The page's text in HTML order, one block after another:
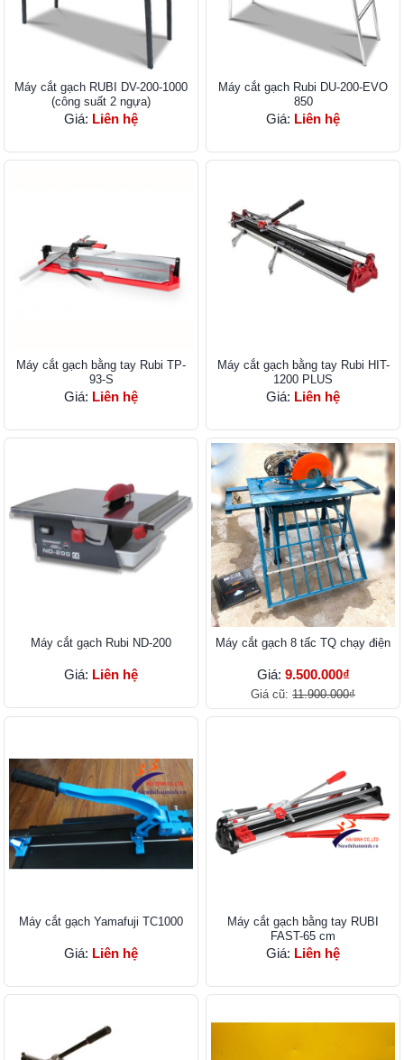
Máy cắt gạch RUBI DV-200-1000
(công suất 2 ngựa)
Giá: Liên hệ
Máy cắt gạch Rubi DU-200-EVO
850
Giá: Liên hệ
Máy cắt gạch bằng tay Rubi TP-
93-S
Giá: Liên hệ
Máy cắt gạch bằng tay Rubi HIT-
1200 PLUS
Giá: Liên hệ
Máy cắt gạch Rubi ND-200
Giá: Liên hệ
Máy cắt gạch 8 tấc TQ chạy điện
Giá: 9.500.000₫
Giá cũ: 11.900.000₫
Máy cắt gạch Yamafuji TC1000
Giá: Liên hệ
Máy cắt gạch bằng tay RUBI
FAST-65 cm
Giá: Liên hệ